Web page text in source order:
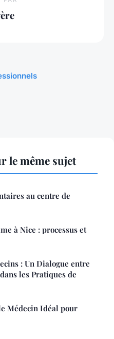
le même sujet
au centre de
à Nice : processus et
: Un Dialogue entre
les Pratiques de
Médecin Idéal pour